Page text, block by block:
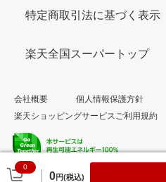
0
0円(税込)
特定商取引法に基づく表示
楽天全国スーパートップ
会社概要
個人情報保護方針
楽天ショッピングサービスご利用規約
© Rakuten Group, Inc.